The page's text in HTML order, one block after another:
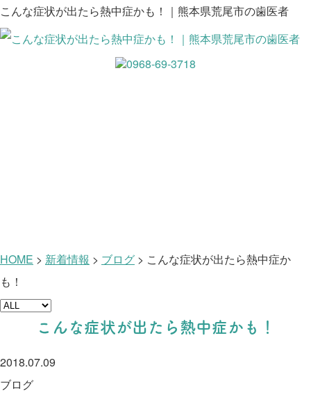
こんな症状が出たら熱中症かも！｜熊本県荒尾市の歯医者
HOME > 新着情報 > ブログ > こんな症状が出たら熱中症か
も！
こんな症状が出たら熱中症かも！
2018.07.09
ブログ